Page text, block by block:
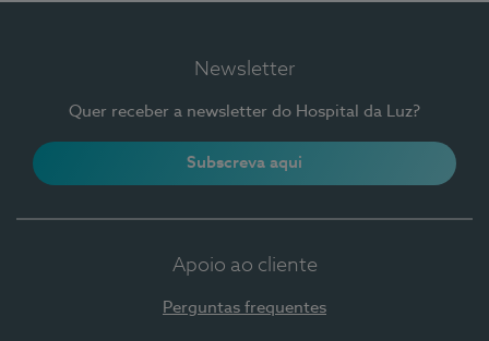
Newsletter
Quer receber a newsletter do Hospital da Luz?
Subscreva aqui
Apoio ao cliente
Perguntas frequentes